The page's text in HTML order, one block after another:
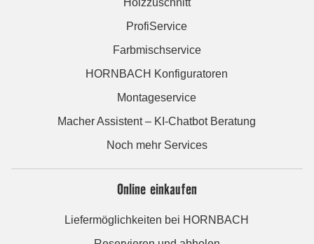
Holzzuschnitt
ProfiService
Farbmischservice
HORNBACH Konfiguratoren
Montageservice
Macher Assistent – KI-Chatbot Beratung
Noch mehr Services
Online einkaufen
Liefermöglichkeiten bei HORNBACH